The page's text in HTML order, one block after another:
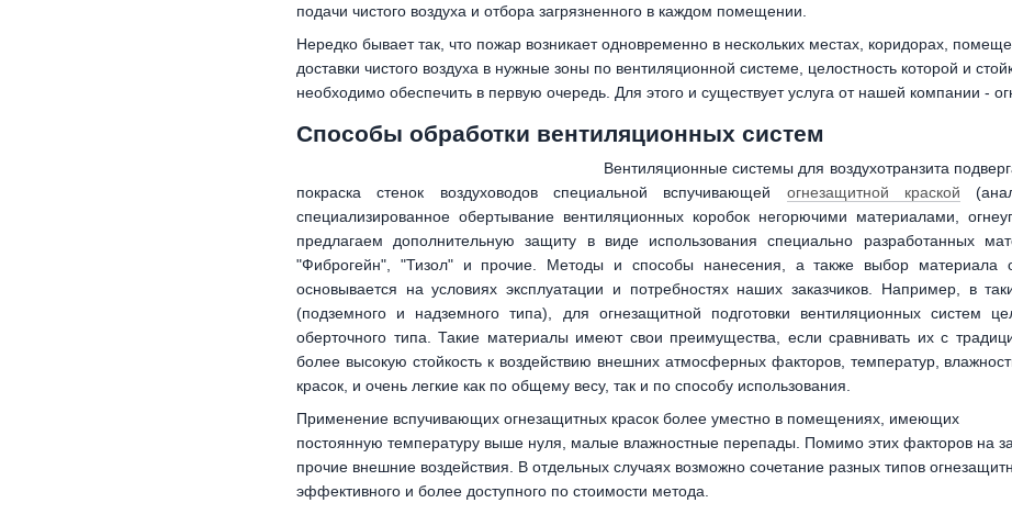
подачи чистого воздуха и отбора загрязненного в каждом помещении.
Нередко бывает так, что пожар возникает одновременно в нескольких местах, коридорах,
доставки чистого воздуха в нужные зоны по вентиляционной системе, целостность которой и
необходимо обеспечить в первую очередь. Для этого и существует услуга от нашей компании -
Способы обработки вентиляционных систем
Вентиляционные системы для воздухотранзита
покраска стенок воздуховодов специальной вспучивающей огнезащитной краской
специализированное обертывание вентиляционных коробок негорючими материалами,
предлагаем дополнительную защиту в виде использования специально разработанных
"Фиброгейн", "Тизол" и прочие. Методы и способы нанесения, а также выбор материала
основывается на условиях эксплуатации и потребностях наших заказчиков. Например, в
(подземного и надземного типа), для огнезащитной подготовки вентиляционных систем
оберточного типа. Такие материалы имеют свои преимущества, если сравнивать их с
более высокую стойкость к воздействию внешних атмосферных факторов, температур,
красок, и очень легкие как по общему весу, так и по способу использования.
Применение вспучивающих огнезащитных красок более уместно в помещениях, имеющих
постоянную температуру выше нуля, малые влажностные перепады. Помимо этих факторов на
прочие внешние воздействия. В отдельных случаях возможно сочетание разных типов
эффективного и более доступного по стоимости метода.